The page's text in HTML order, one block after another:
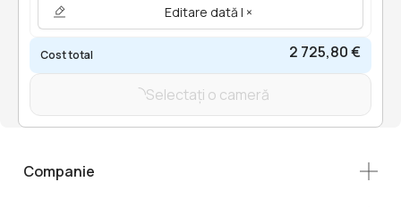
Editare dată | ×
Cost total 2 725,80 €
Selectați o cameră
Companie